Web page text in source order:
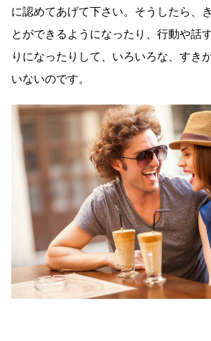
に認めてあげて下さい。そうしたら、
とができるようになったり、行動や話
りになったりして、いろいろな、すき
いないのです。